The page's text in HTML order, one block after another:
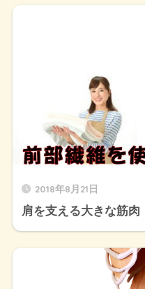
2018年8月21日
肩を支える大きな筋